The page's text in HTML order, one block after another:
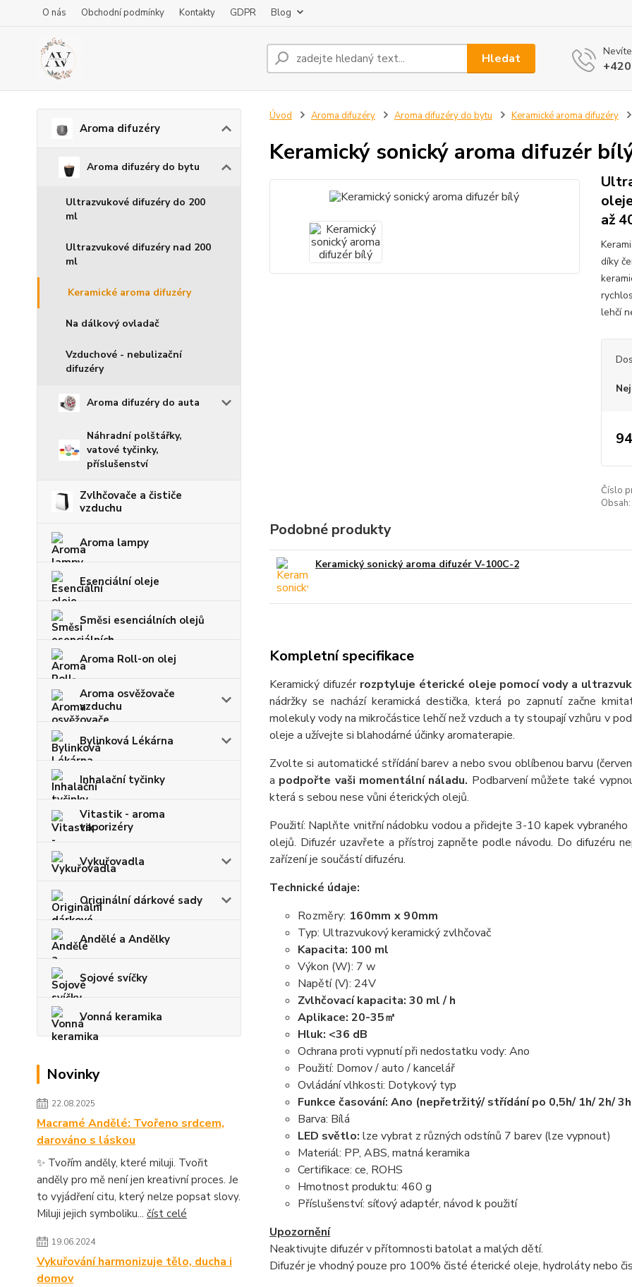
O nás Obchodní podmínky Kontakty GDPR Blog
Hledat
Aroma difuzéry
Aroma difuzéry do bytu
Ultrazvukové difuzéry do 200
ml
Ultrazvukové difuzéry nad 200
ml
Keramické aroma difuzéry
Na dálkový ovladač
Vzduchové - nebulizační
difuzéry
Aroma difuzéry do auta
Náhradní polštářky,
vatové tyčinky,
příslušenství
Zvlhčovače a čističe
vzduchu
Aroma lampy
Esenciální oleje
Směsi esenciálních olejů
Aroma Roll-on olej
Aroma osvěžovače
vzduchu
Bylinková Lékárna
Inhalační tyčinky
Vitastik - aroma
vaporizéry
Vykuřovadla
Originální dárkové sady
Andělé a Andělky
Sojové svíčky
Vonná keramika
Novinky
22.08.2025
Macramé Andělé: Tvořeno srdcem,
darováno s láskou
✨ Tvořím anděly, které miluji. Tvořit
anděly pro mě není jen kreativní proces. Je
to vyjádření citu, který nelze popsat slovy.
Miluji jejich symboliku... číst celé
19.06.2024
Vykuřování harmonizuje tělo, ducha i
domov
Úvod Aroma difuzéry Aroma difuzéry do bytu Keramické aroma difuzéry
Keramický sonický aroma difuzér
až
díky
lehčí
Číslo
Obsah:
Podobné produkty
Keramický sonický aroma difuzér V-100C-2
Kompletní specifikace
Keramický difuzér rozptyluje éterické oleje pomocí vody a
nádržky se nachází keramická destička, která po zapnutí začne
molekuly vody na mikročástice lehčí než vzduch a ty stoupají vzhůru v
oleje a užívejte si blahodárné účinky aromaterapie.
Zvolte si automatické střídání barev a nebo svou oblíbenou barvu
a podpořte vaši momentální náladu. Podbarvení můžete také
která s sebou nese vůni éterických olejů.
Použití: Naplňte vnitřní nádobku vodou a přidejte 3-10 kapek
olejů. Difuzér uzavřete a přístroj zapněte podle návodu. Do difuzéru
zařízení je součástí difuzéru.
Technické údaje:
Rozměry: 160mm x 90mm
Typ: Ultrazvukový keramický zvlhčovač
Kapacita: 100 ml
Výkon (W): 7 w
Napětí (V): 24V
Zvlhčovací kapacita: 30 ml / h
Aplikace: 20-35㎡
Hluk: <36 dB
Ochrana proti vypnutí při nedostatku vody: Ano
Použití: Domov / auto / kancelář
Ovládání vlhkosti: Dotykový typ
Funkce časování: Ano (nepřetržitý/ střídání po 0,5h/ 1h/ 2h/
Barva: Bílá
LED světlo: lze vybrat z různých odstínů 7 barev (lze vypnout)
Materiál: PP, ABS, matná keramika
Certifikace: ce, ROHS
Hmotnost produktu: 460 g
Příslušenství: síťový adaptér, návod k použití
Upozornění
Neaktivujte difuzér v přítomnosti batolat a malých dětí.
Difuzér je vhodný pouze pro 100% čisté éterické oleje, hydroláty nebo